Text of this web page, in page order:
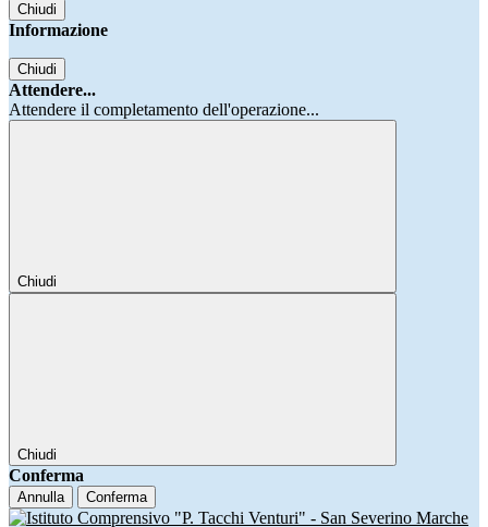
Chiudi
Informazione
Chiudi
Attendere...
Attendere il completamento dell'operazione...
Chiudi
Chiudi
Conferma
Annulla Conferma